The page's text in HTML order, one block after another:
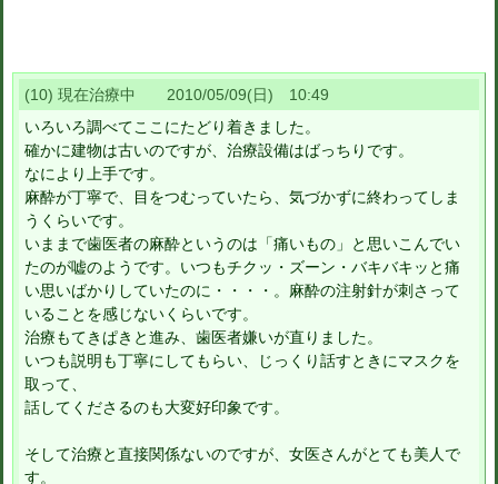
(10) 現在治療中 2010/05/09(日) 10:49
いろいろ調べてここにたどり着きました。
確かに建物は古いのですが、治療設備はばっちりです。
なにより上手です。
麻酔が丁寧で、目をつむっていたら、気づかずに終わってしま
うくらいです。
いままで歯医者の麻酔というのは「痛いもの」と思いこんでい
たのが嘘のようです。いつもチクッ・ズーン・バキバキッと痛
い思いばかりしていたのに・・・・。麻酔の注射針が刺さって
いることを感じないくらいです。
治療もてきぱきと進み、歯医者嫌いが直りました。
いつも説明も丁寧にしてもらい、じっくり話すときにマスクを
取って、
話してくださるのも大変好印象です。
そして治療と直接関係ないのですが、女医さんがとても美人で
す。